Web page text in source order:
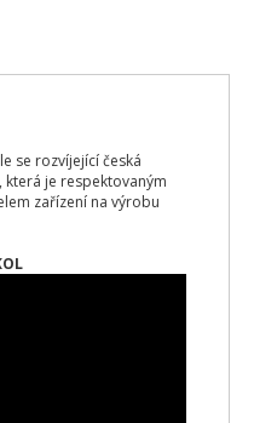
se rozvíjející česká
která je respektovaným
zařízení na výrobu